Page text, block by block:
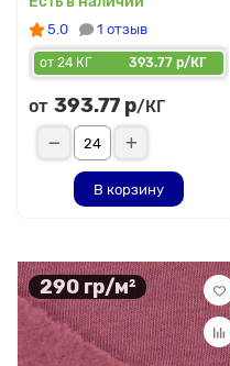
5.0 1 отзыв
от 24 КГ 393.77 р/КГ
от 393.77 р/КГ
В корзину
290 гр/м²